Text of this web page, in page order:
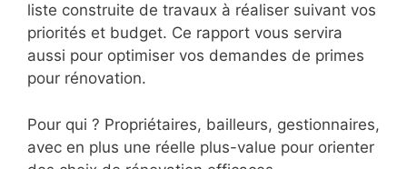
liste construite de travaux à réaliser suivant vos
priorités et budget. Ce rapport vous servira
aussi pour optimiser vos demandes de primes
pour rénovation.
Pour qui ? Propriétaires, bailleurs, gestionnaires,
avec en plus une réelle plus-value pour orienter